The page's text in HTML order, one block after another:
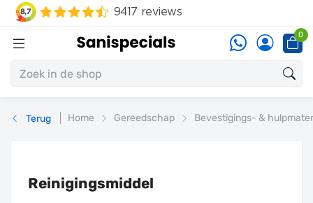
0
Terug Home Gereedschap Bevestigings- &
Reinigingsmiddel